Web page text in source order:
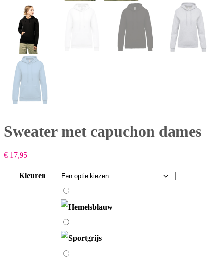
Sweater met capuchon dames
€ 17,95
Kleuren
Hemelsblauw
Sportgrijs
Wit